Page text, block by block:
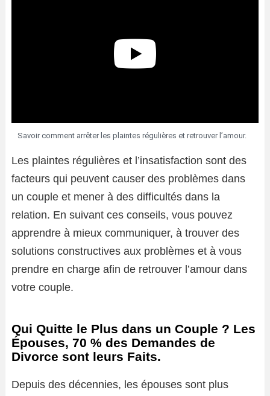
Savoir comment arrêter les plaintes régulières et retrouver l’amour.
Les plaintes régulières et l’insatisfaction sont des
facteurs qui peuvent causer des problèmes dans
un couple et mener à des difficultés dans la
relation. En suivant ces conseils, vous pouvez
apprendre à mieux communiquer, à trouver des
solutions constructives aux problèmes et à vous
prendre en charge afin de retrouver l’amour dans
votre couple.
Qui Quitte le Plus dans un Couple ? Les
Épouses, 70 % des Demandes de
Divorce sont leurs Faits.
Depuis des décennies, les épouses sont plus